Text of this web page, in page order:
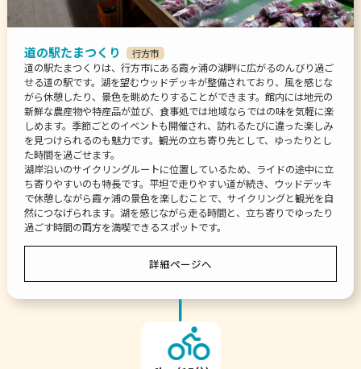
道の駅たまつくり 行方市
道の駅たまつくりは、行方市にある霞ヶ浦の湖畔に広がるのんびり過ご
せる道の駅です。湖を望むウッドデッキが整備されており、風を感じな
がら休憩したり、景色を眺めたりすることができます。館内には地元の
新鮮な農産物や特産品が並び、食事処では地域ならではの味を気軽に楽
しめます。季節ごとのイベントも開催され、訪れるたびに違った楽しみ
を見つけられるのも魅力です。観光の立ち寄り先として、ゆったりとし
た時間を過ごせます。
湖岸沿いのサイクリングルートに位置しているため、ライドの途中に立
ち寄りやすいのも特長です。平坦で走りやすい道が続き、ウッドデッキ
で休憩しながら霞ヶ浦の景色を楽しむことで、サイクリングと観光を自
然につなげられます。湖を感じながら走る時間と、立ち寄りでゆったり
過ごす時間の両方を満喫できるスポットです。
詳細ページへ